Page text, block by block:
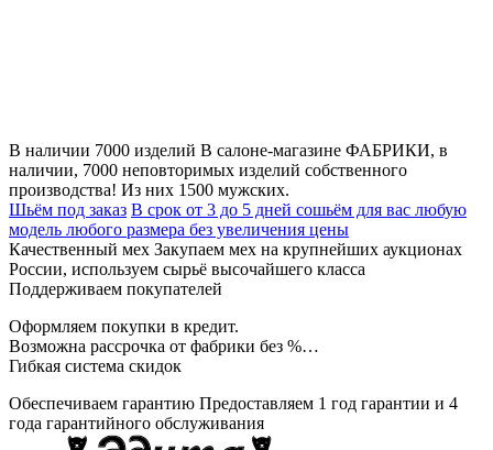
В наличии 7000 изделий В салоне-магазине ФАБРИКИ, в
наличии, 7000 неповторимых изделий собственного
производства! Из них 1500 мужских.
Шьём под заказ В срок от 3 до 5 дней сошьём для вас любую
модель любого размера без увеличения цены
Качественный мех Закупаем мех на крупнейших аукционах
России, используем сырьё высочайшего класса
Поддерживаем покупателей
Оформляем покупки в кредит.
Возможна рассрочка от фабрики без %…
Гибкая система скидок
Обеспечиваем гарантию Предоставляем 1 год гарантии и 4
года гарантийного обслуживания